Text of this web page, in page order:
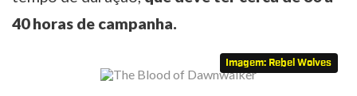
40 horas de campanha.
Imagem: Rebel Wolves